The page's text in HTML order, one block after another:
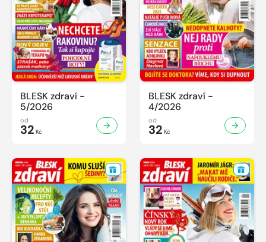
BLESK zdraví -
5/2026
od
32 Kč
BLESK zdraví -
4/2026
od
32 Kč